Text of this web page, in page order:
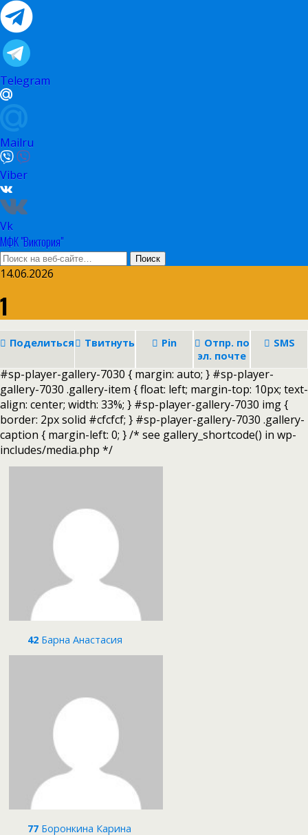
Telegram
Mailru
Viber
Vk
МФК "Виктория"
14.06.2026
1
Поделиться Твитнуть Pin
Отпр. по
эл. почте
SMS
#sp-player-gallery-7030 { margin: auto; } #sp-player-
gallery-7030 .gallery-item { float: left; margin-top: 10px; text-
align: center; width: 33%; } #sp-player-gallery-7030 img {
border: 2px solid #cfcfcf; } #sp-player-gallery-7030 .gallery-
caption { margin-left: 0; } /* see gallery_shortcode() in wp-
includes/media.php */
42 Барна Анастасия
77 Боронкина Карина